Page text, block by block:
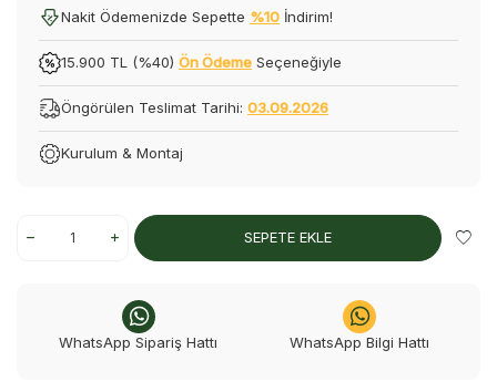
Nakit Ödemenizde Sepette %10 İndirim!
15.900 TL (%40) Ön Ödeme Seçeneğiyle
Öngörülen Teslimat Tarihi: 03.09.2026
Kurulum & Montaj
SEPETE EKLE
WhatsApp Sipariş Hattı WhatsApp Bilgi Hattı